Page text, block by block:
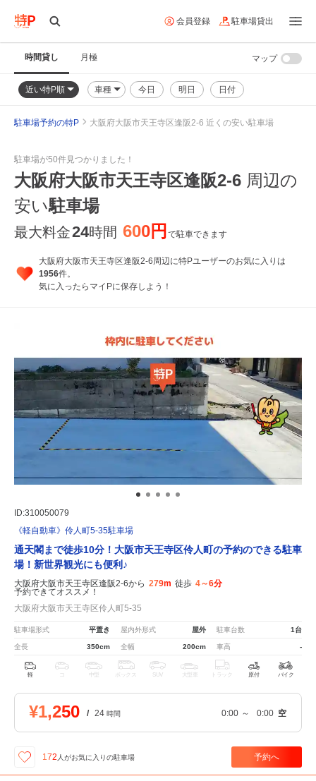
会員登録 駐車場貸出
時間貸し 月極
近い特P順 車種 今日 明日 日付
マップ
駐車場予約の特P 大阪府大阪市天王寺区逢阪2-6 近くの安い駐車場
駐車場が50件見つかりました！
大阪府大阪市天王寺区逢阪2-6 周辺の
安い駐車場
最大料金24時間 600円 で駐車できます
大阪府大阪市天王寺区逢阪2-6周辺に特Pユーザーのお気に入りは
1956件。
気に入ったらマイPに保存しよう！
ID:310050079
《軽自動車》伶人町5-35駐車場
通天閣まで徒歩10分！大阪市天王寺区伶人町の予約のできる駐車
場！新世界観光にも便利♪
大阪府大阪市天王寺区逢阪2-6から 279m 徒歩 4～6分
予約できてオススメ！
大阪府大阪市天王寺区伶人町5-35
駐車場形式 平置き 屋内外形式 屋外 駐車台数 1台
全長 350cm 全幅 200cm 車高 -
軽 中型 ボックス SUV 大型車 トラック 原付 バイク
¥1,250 / 24 時間 0:00 ～ 0:00 空
172 人がお気に入りの駐車場 予約へ